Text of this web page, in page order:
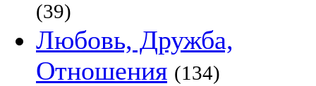
(39)
Любовь, Дружба,
Отношения (134)